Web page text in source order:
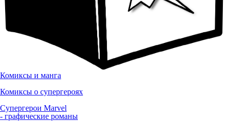
Комиксы и манга
Комиксы о супергероях
Супергерои Marvel
- графические романы